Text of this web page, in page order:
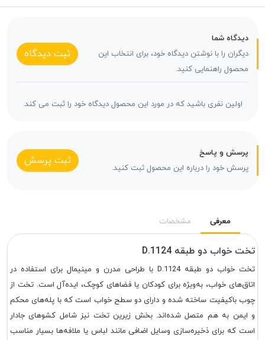
دیدگاه شما
دیگران را با نوشتن دیدگاه خود، برای انتخاب این
محصول راهنمایی کنید.
ثبت دیدگاه
اولین نفری باشید که در مورد این محصول دیدگاه خود را ثبت می کند.
پرسش و پاسخ
پرسش خود را درباره این محصول ثبت کنید.
ثبت پرسش
معرفی مشخصات
تخت خواب دو طبقه D.1124
تخت خواب دو طبقه D.1124 با طراحی مدرن و مینیمال برای استفاده در
اتاق‌های خواب، به‌ویژه برای کودکان یا فضاهای کوچک، ایده‌آل است. تخت از
چوب باکیفیت ساخته شده و دارای دو سطح خواب است که با پله‌های محکم
و ایمن به هم متصل شده‌اند. بخش زیرین تخت نیز شامل کشوهای جادار
است که برای ذخیره‌سازی وسایل اضافی مانند لباس یا ملافه‌ها بسیار مناسب